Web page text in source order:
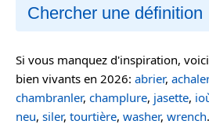
Chercher une définition
Si vous manquez d'inspiration,
bien vivants en 2026: abrier, achaler
chambranler, champlure, jasette,
neu, siler, tourtière, washer, wrench.